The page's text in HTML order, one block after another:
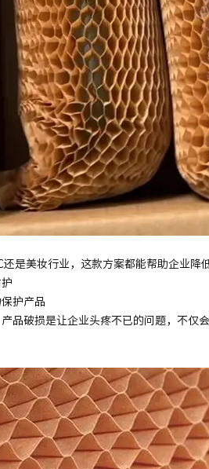
还是美妆行业，这款方案都能帮助企业
护产品
品破损是让企业头疼不已的问题，不仅